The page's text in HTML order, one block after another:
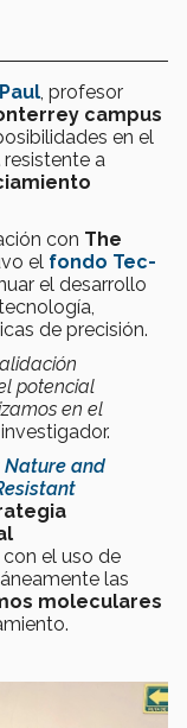
, profesor
campus
en el
resistente a
con The
el fondo Tec-
el desarrollo
de precisión.
potencial
en el
Nature and
el uso de
las
moleculares